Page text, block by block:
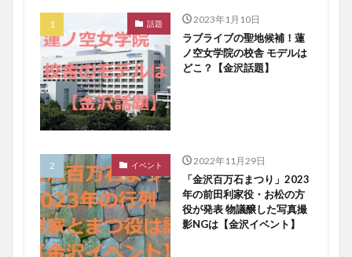
話題 2023年1月10日
ラブライブの聖地候補！蓮
ノ空女学院の校舎 モデルは
どこ？【金沢話題】
イベント 2022年11月29日
「金沢百万石まつり」2023
年の前田利家役・お松の方
役が発表 物議醸した写真撮
影NGは【金沢イベント】